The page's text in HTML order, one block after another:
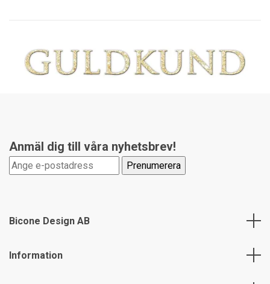
Anmäl dig till våra nyhetsbrev!
Bicone Design AB
Information